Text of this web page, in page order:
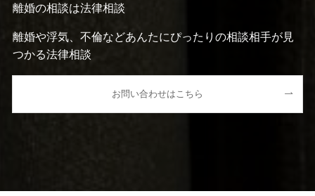
離婚の相談は法律相談
離婚や浮気、不倫などあんたにぴったりの相談相手が見
つかる法律相談
お問い合わせはこちら